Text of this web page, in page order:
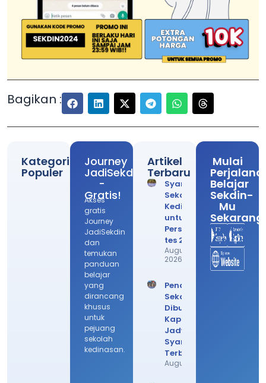
Bagikan :
Kategori
Populer
Journey
JadiSekdin
-
Gratis!
Akses
gratis
Journey
JadiSekdin
dan
temukan
panduan
belajar
yang
dirancang
khusus
untuk
pejuang
sekolah
kedinasan.
Artikel
Terbaru
Syarat
Sekolah
Kedinasan
untuk
Persiapan
tes 2026!
August 6,
2026
Pendaftaran
Sekdin
Dibuka
Kapan? Cek
Jadwal
Syarat
Terbarunya
August 4, 2026
Mulai
Belajar
Sekdin-
Mu
Sekarang